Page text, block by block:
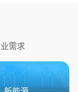
多模态 AI 应用提
文化和专业场景中
需求